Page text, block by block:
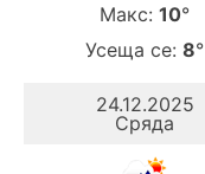
Макс: 10°
Усеща се: 8°
24.12.2025
Сряда